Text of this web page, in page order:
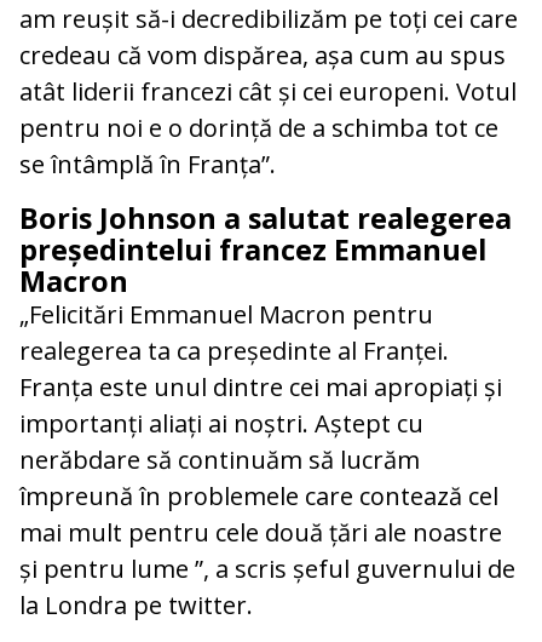
am reușit să-i decredibilizăm pe toți cei care
credeau că vom dispărea, așa cum au spus
atât liderii francezi cât și cei europeni. Votul
pentru noi e o dorință de a schimba tot ce
se întâmplă în Franța”.
Boris Johnson a salutat realegerea
președintelui francez Emmanuel
Macron
„Felicitări Emmanuel Macron pentru
realegerea ta ca președinte al Franței.
Franța este unul dintre cei mai apropiați și
importanți aliați ai noștri. Aștept cu
nerăbdare să continuăm să lucrăm
împreună în problemele care contează cel
mai mult pentru cele două țări ale noastre
și pentru lume ”, a scris șeful guvernului de
la Londra pe twitter.